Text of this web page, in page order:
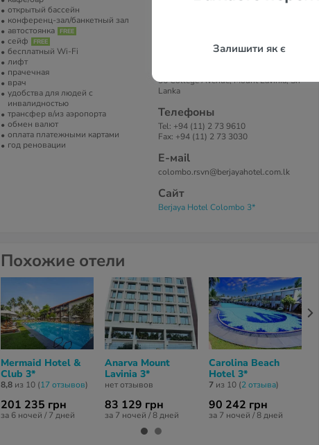
Залишити як є
открытый бассейн
конференц-зал/банкетный зал
автостоянка
сейф
бесплатный Wi-Fi
лифт
прачечная
врач
удобства для людей с
инвалидностью
трансфер в/из аэропорта
обмен валют
оплата платежными картами
год реновации
запросу, платно), питьевая вода в
7:00 до 23:00).
36 College Avenue, Mount Lavinia, Sri
Lanka
Телефоны
Tel: +94 (11) 2 73 9610
Fax: +94 (11) 2 73 3030
Е-маil
colombo.rsvn@berjayahotel.com.lk
Сайт
Berjaya Hotel Colombo 3*
Похожие отели
Mermaid Hotel &
Club 3*
8,8 из 10 (17 отзывов)
201 235 грн
за 6 ночей / 7 дней
Anarva Mount
Lavinia 3*
нет отзывов
83 129 грн
за 7 ночей / 8 дней
Carolina Beach
Hotel 3*
7 из 10 (2 отзывa)
90 242 грн
за 7 ночей / 8 дней